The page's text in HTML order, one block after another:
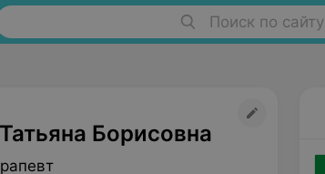
Поиск по сайту
Борисовна